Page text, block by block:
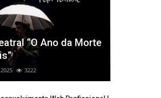
“O Ano da Morte
3222